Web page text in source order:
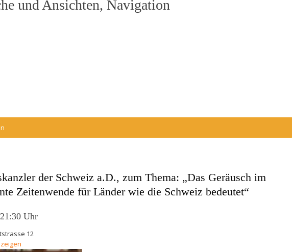
und Ansichten, Navigation
der Schweiz a.D., zum Thema: „Das Geräusch im
Zeitenwende für Länder wie die Schweiz bedeutet“
21:30 Uhr
12